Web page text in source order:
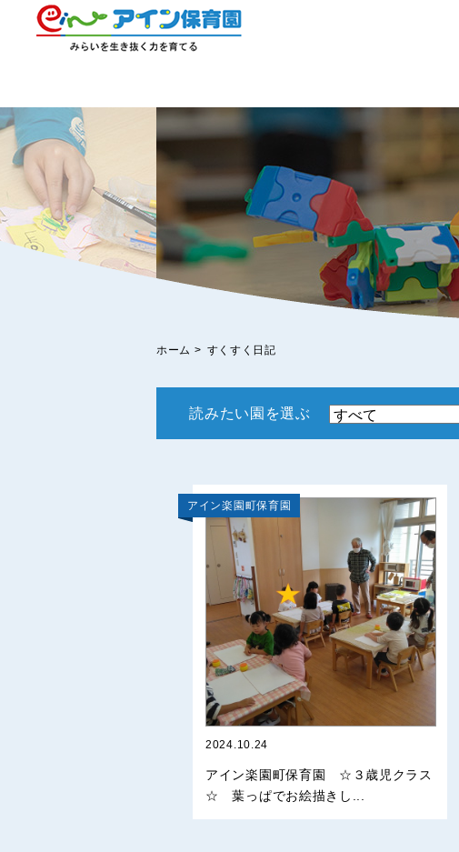
ホーム > すくすく日記
読みたい園を選ぶ
アイン楽園町保育園
2024.10.24
アイン楽園町保育園 ☆３歳児クラス
☆ 葉っぱでお絵描きし...